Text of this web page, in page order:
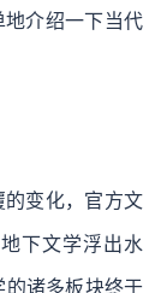
介绍一下当代
变化，官方文
下文学浮出水
的诸多板块终于